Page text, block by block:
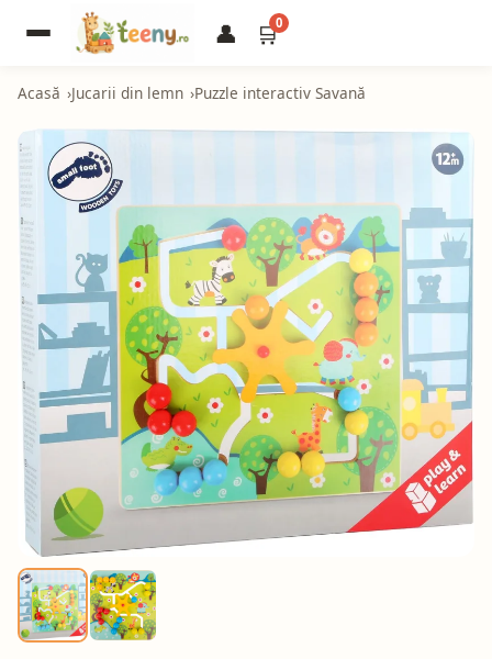
👤 🛒0
Acasă Jucarii din lemn Puzzle interactiv Savană